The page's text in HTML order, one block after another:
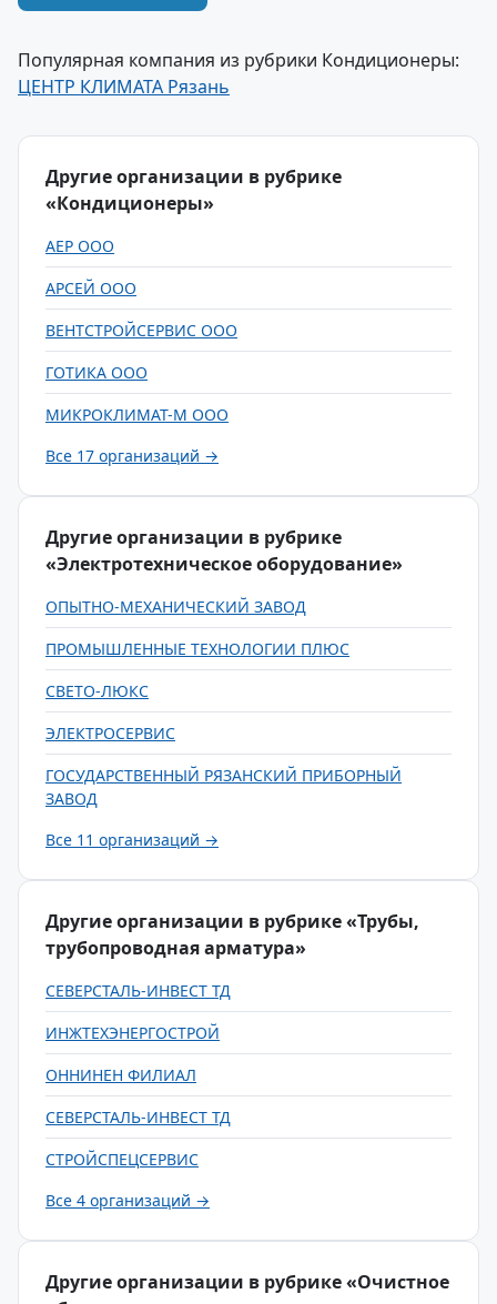
Популярная компания из рубрики Кондиционеры:
ЦЕНТР КЛИМАТА Рязань
Другие организации в рубрике
«Кондиционеры»
АЕР ООО
АРСЕЙ ООО
ВЕНТСТРОЙСЕРВИС ООО
ГОТИКА ООО
МИКРОКЛИМАТ-М ООО
Все 17 организаций →
Другие организации в рубрике
«Электротехническое оборудование»
ОПЫТНО-МЕХАНИЧЕСКИЙ ЗАВОД
ПРОМЫШЛЕННЫЕ ТЕХНОЛОГИИ ПЛЮС
СВЕТО-ЛЮКС
ЭЛЕКТРОСЕРВИС
ГОСУДАРСТВЕННЫЙ РЯЗАНСКИЙ ПРИБОРНЫЙ
ЗАВОД
Все 11 организаций →
Другие организации в рубрике «Трубы,
трубопроводная арматура»
СЕВЕРСТАЛЬ-ИНВЕСТ ТД
ИНЖТЕХЭНЕРГОСТРОЙ
ОННИНЕН ФИЛИАЛ
СЕВЕРСТАЛЬ-ИНВЕСТ ТД
СТРОЙСПЕЦСЕРВИС
Все 4 организаций →
Другие организации в рубрике «Очистное